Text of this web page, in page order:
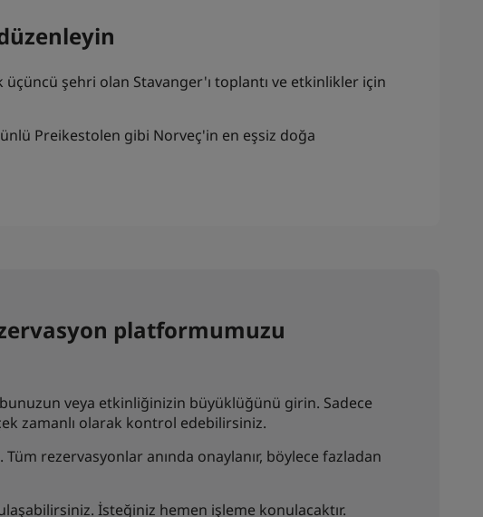
şehri olan Stavanger'ı toplantı ve etkinlikler için
Preikestolen gibi Norveç'in en eşsiz doğa
platformumuzu
veya etkinliğinizin büyüklüğünü girin. Sadece
zamanlı olarak kontrol edebilirsiniz.
rezervasyonlar anında onaylanır, böylece fazladan
İsteğiniz hemen işleme konulacaktır.